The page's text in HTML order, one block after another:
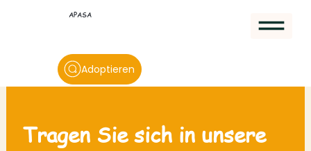
APASA
Adoptieren
Tragen Sie sich in unsere